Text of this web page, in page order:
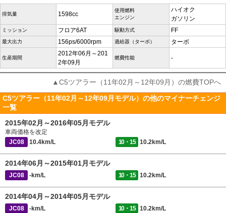
排気量 1598cc
使用燃料
エンジン
ハイオク
ガソリン
ミッション フロア6AT 駆動方式 FF
最大出力 156ps/6000rpm 過給器（ターボ） ターボ
生産期間
2012年06月～201
2年09月
燃費性能 -
▲C5ツアラー（11年02月～12年09月）の燃費TOPへ
C5ツアラー（11年02月～12年09月モデル）の他のマイナーチェンジ
一覧
2015年02月～2016年05月モデル
車両価格を改定
JC08
10.4km/L 10・15 10.2km/L
2014年06月～2015年01月モデル
JC08 -km/L 10・15 10.2km/L
2014年04月～2014年05月モデル
JC08 -km/L 10・15 10.2km/L